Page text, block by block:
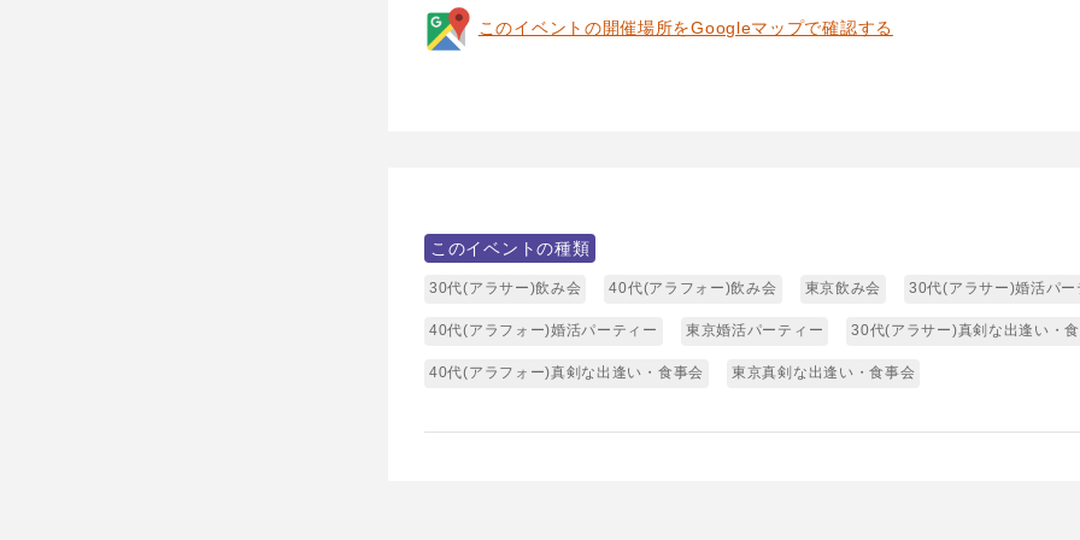
このイベントの開催場所をGoogleマップで確認する
このイベントの種類
30代(アラサー)飲み会 40代(アラフォー)飲み会 東京飲み会 30代(アラサー)婚活パー
40代(アラフォー)婚活パーティー 東京婚活パーティー 30代(アラサー)真剣な出逢い・
40代(アラフォー)真剣な出逢い・食事会 東京真剣な出逢い・食事会